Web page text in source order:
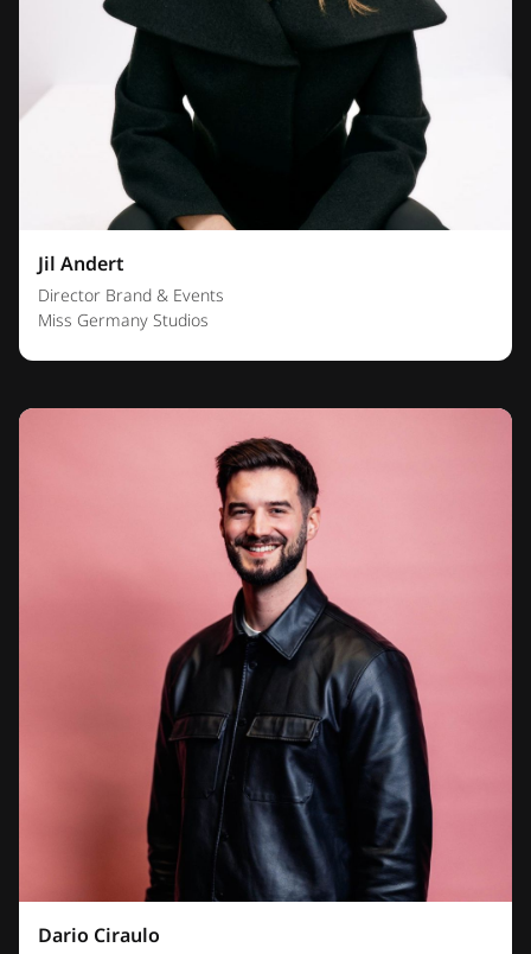
Jil Andert
Director Brand & Events
Miss Germany Studios
Dario Ciraulo